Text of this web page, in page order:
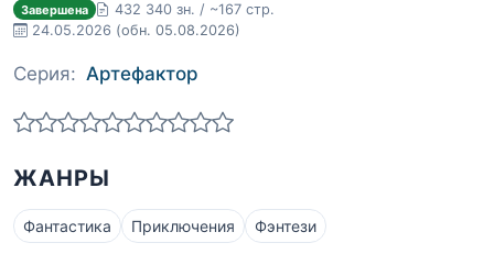
Завершена
432 340 зн. / ~167 стр.
24.05.2026 (обн. 05.08.2026)
Серия: Артефактор
ЖАНРЫ
Фантастика Приключения Фэнтези